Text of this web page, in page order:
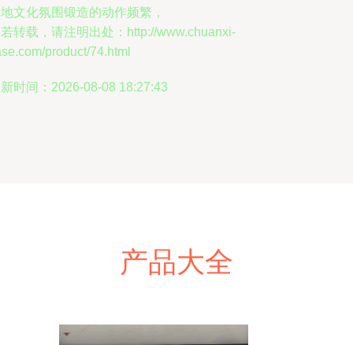
文化氛围锻造的动作频繁，
转载，请注明出处：http://www.chuanxi-
product/74.html
时间：2026-08-08 18:27:43
产品大全